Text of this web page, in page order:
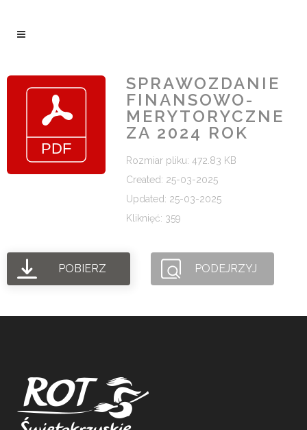
SPRAWOZDANIE
FINANSOWO-
MERYTORYCZNE
ZA 2024 ROK
Rozmiar pliku: 472.83 KB
Created: 25-03-2025
Updated: 25-03-2025
Kliknięć: 359
POBIERZ PODEJRZYJ